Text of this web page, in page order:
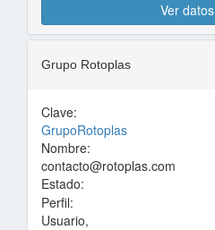
Ver datos
Grupo Rotoplas
Clave:
GrupoRotoplas
Nombre:
contacto@rotoplas.com
Estado:
Perfil:
Usuario,